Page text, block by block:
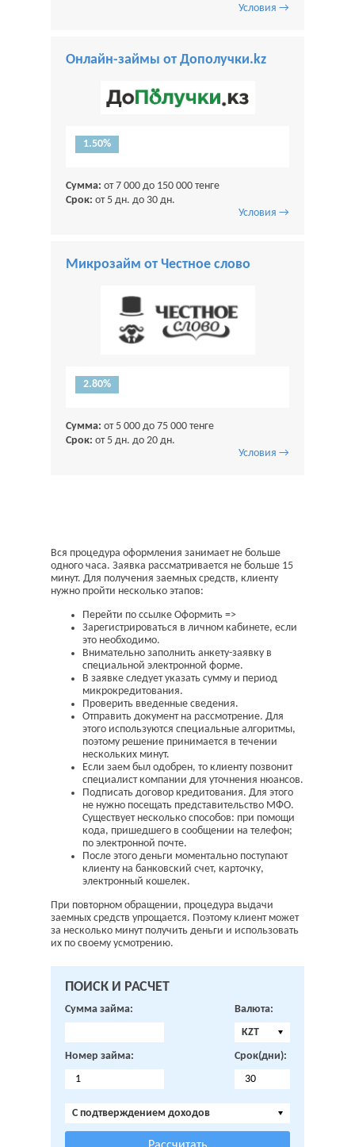
Условия →
Онлайн-займы от Дополучки.kz
1.50%
Сумма: от 7 000 до 150 000 тенге
Срок: от 5 дн. до 30 дн.
Условия →
Микрозайм от Честное слово
2.80%
Сумма: от 5 000 до 75 000 тенге
Срок: от 5 дн. до 20 дн.
Условия →
Вся процедура оформления занимает не больше
одного часа. Заявка рассматривается не больше 15
минут. Для получения заемных средств, клиенту
нужно пройти несколько этапов:
Перейти по ссылке Оформить =>
Зарегистрироваться в личном кабинете, если
это необходимо.
Внимательно заполнить анкету-заявку в
специальной электронной форме.
В заявке следует указать сумму и период
микрокредитования.
Проверить введенные сведения.
Отправить документ на рассмотрение. Для
этого используются специальные алгоритмы,
поэтому решение принимается в течении
нескольких минут.
Если заем был одобрен, то клиенту позвонит
специалист компании для уточнения нюансов.
Подписать договор кредитования. Для этого
не нужно посещать представительство МФО.
Существует несколько способов: при помощи
кода, пришедшего в сообщении на телефон;
по электронной почте.
После этого деньги моментально поступают
клиенту на банковский счет, карточку,
электронный кошелек.
При повторном обращении, процедура выдачи
заемных средств упрощается. Поэтому клиент может
за несколько минут получить деньги и использовать
их по своему усмотрению.
ПОИСК И РАСЧЕТ
Сумма займа:
Валюта:
KZT
Номер займа:
Срок(дни):
C подтверждением доходов